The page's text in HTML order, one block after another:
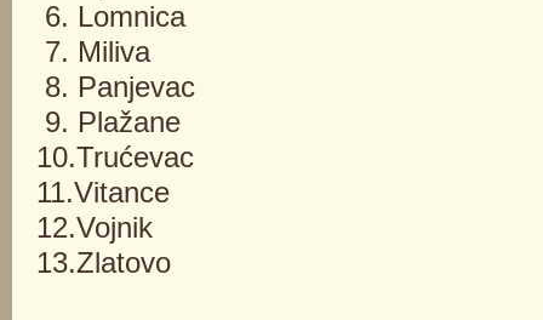
6. Lomnica
7. Miliva
8. Panjevac
9. Plažane
10.Trućevac
11.Vitance
12.Vojnik
13.Zlatovo